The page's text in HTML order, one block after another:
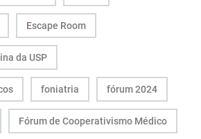
Escape Room
da USP
foniatria fórum 2024
Fórum de Cooperativismo Médico